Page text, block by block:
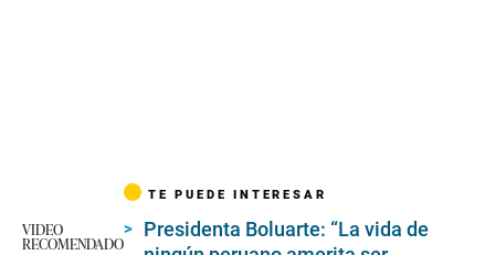
VIDEO
RECOMENDADO
TE PUEDE INTERESAR
Presidenta Boluarte: “La vida de